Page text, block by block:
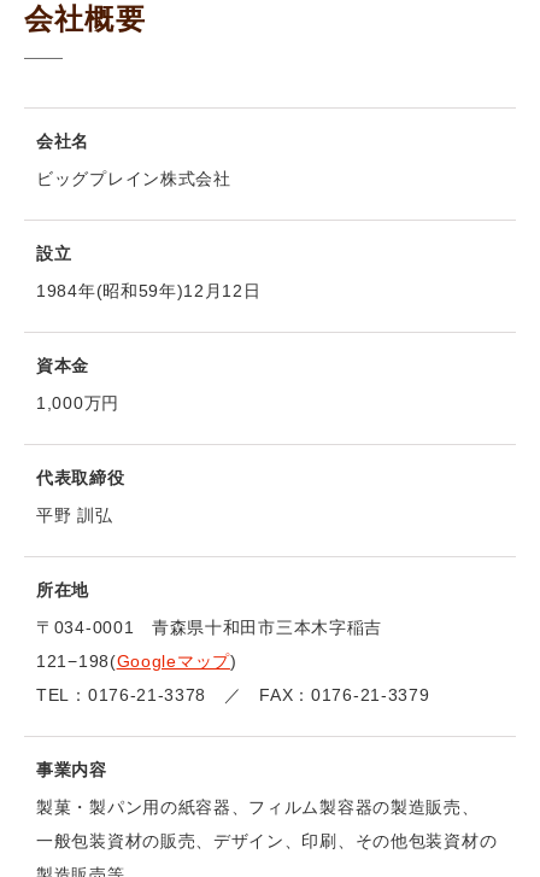
会社概要
会社名
ビッグプレイン株式会社
設立
1984年(昭和59年)12月12日
資本金
1,000万円
代表取締役
平野 訓弘
所在地
〒034-0001 青森県十和田市三本木字稲吉
121−198(Googleマップ)
TEL：0176-21-3378 ／ FAX：0176-21-3379
事業内容
製菓・製パン用の紙容器、フィルム製容器の製造販売、
一般包装資材の販売、デザイン、印刷、その他包装資材の